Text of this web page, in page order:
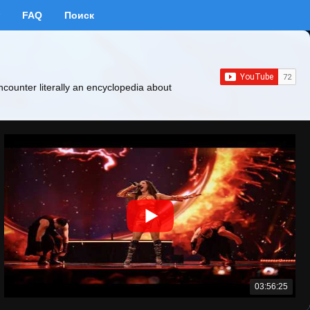
FAQ Поиск
literally an encyclopedia about
03:56:25